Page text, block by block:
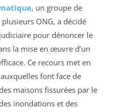
, un groupe de
ONG, a décidé
pour dénoncer le
la mise en œuvre d’un
Ce recours met en
font face de
maisons fissurées par le
inondations et des